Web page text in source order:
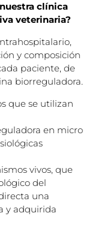
clínica
veterinaria?
y composición
paciente, de
biorreguladora.
que se utilizan
en micro
vivos, que
del
una
y adquirida